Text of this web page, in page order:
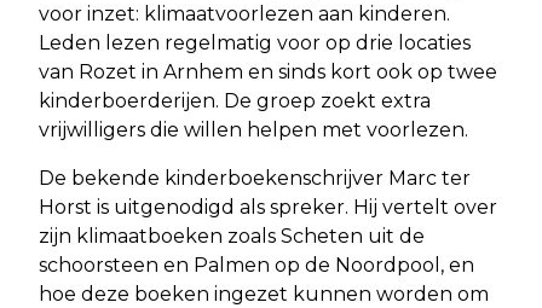
voor inzet: klimaatvoorlezen aan kinderen.
Leden lezen regelmatig voor op drie locaties
van Rozet in Arnhem en sinds kort ook op twee
kinderboerderijen. De groep zoekt extra
vrijwilligers die willen helpen met voorlezen.
De bekende kinderboekenschrijver Marc ter
Horst is uitgenodigd als spreker. Hij vertelt over
zijn klimaatboeken zoals Scheten uit de
schoorsteen en Palmen op de Noordpool, en
hoe deze boeken ingezet kunnen worden om